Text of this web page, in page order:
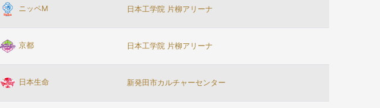
ニッペM 日本工学院 片柳アリーナ
京都 日本工学院 片柳アリーナ
日本生命 新発田市カルチャーセンター